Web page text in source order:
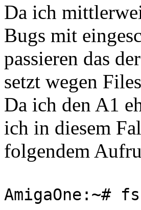
Da ich
Bugs mit
passieren das
setzt wegen
Da ich den A1
ich in diesem
folgendem
AmigaOne:~#